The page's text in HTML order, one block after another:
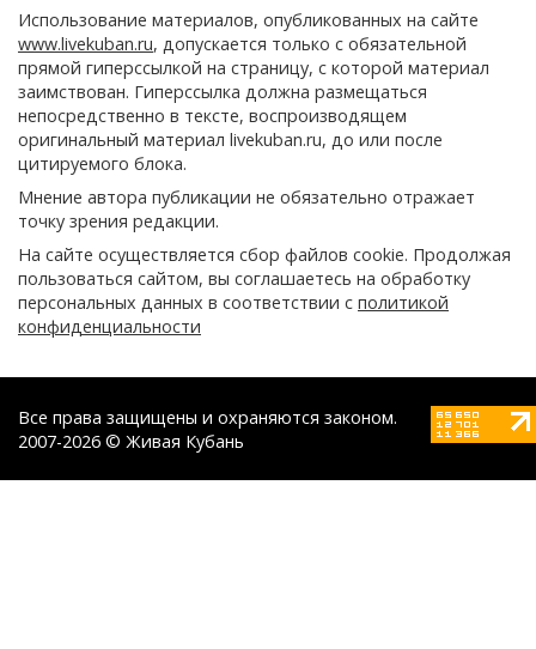
Использование материалов, опубликованных на сайте
www.livekuban.ru, допускается только с обязательной
прямой гиперссылкой на страницу, с которой материал
заимствован. Гиперссылка должна размещаться
непосредственно в тексте, воспроизводящем
оригинальный материал livekuban.ru, до или после
цитируемого блока.
Мнение автора публикации не обязательно отражает
точку зрения редакции.
На сайте осуществляется сбор файлов cookie. Продолжая
пользоваться сайтом, вы соглашаетесь на обработку
персональных данных в соответствии с политикой
конфиденциальности
Все права защищены и охраняются законом.
2007-2026 © Живая Кубань